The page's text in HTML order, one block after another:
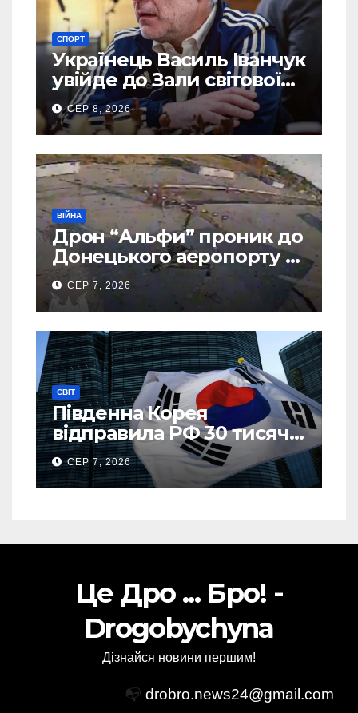
СПОРТ
Українець Василь Іванчук
увійде до Зали світової
шахової слави
СЕР 8, 2026
ВІЙНА
Дрон “Альфи” проник до
Донецького аеропорту та
спалив “Шахед” ще до
запуску
СЕР 7, 2026
СВІТ
Південна Корея
відправила РФ 30 тисяч
тонн авіапалива
СЕР 7, 2026
Це Дро ... Бро! -
Drogobychyna
Дізнайся новини першим!
📭 drobro.news24@gmail.com